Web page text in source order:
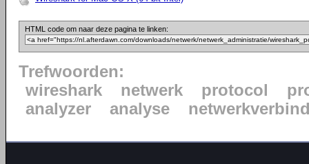
HTML code om naar deze pagina te linken:
Trefwoorden:
wireshark
netwerk protocol
analyzer
analyse